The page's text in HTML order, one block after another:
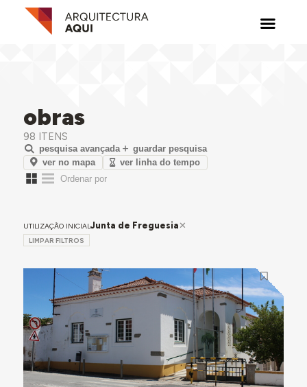
obras
98 ITENS
pesquisa avançada
guardar pesquisa
ver no mapa
ver linha do tempo
UTILIZAÇÃO INICIALJunta de Freguesia
LIMPAR FILTROS